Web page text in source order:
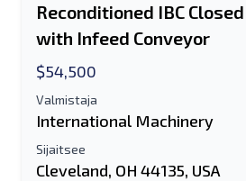
Koko nimi
Sähköpostiosoite
Reconditioned IBC
with Infeed Conveyor
$54,500
Valmistaja
International Machinery
Sijaitsee
Cleveland, OH 44135, USA
Tekstiluettelo mobiililaitteelle
Koko nimesi